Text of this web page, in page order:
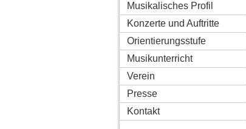
Musikalisches Profil
Konzerte und Auftritte
Orientierungsstufe
Musikunterricht
Verein
Presse
Kontakt